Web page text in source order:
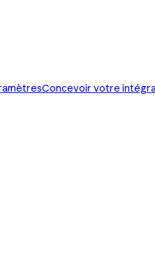
Concevoir votre